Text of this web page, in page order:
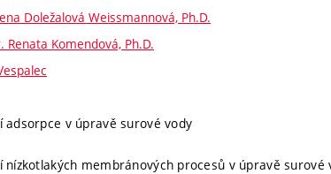
Doležalová Weissmannová, Ph.D.
Renata Komendová, Ph.D.
adsorpce v úpravě surové vody
nízkotlakých membránových procesů v úpravě surové